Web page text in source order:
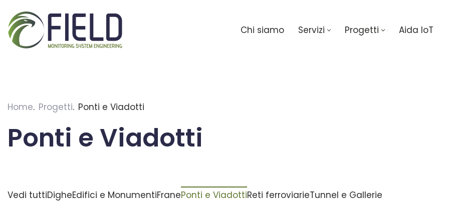
Skip
to
Chi siamo Servizi Progetti Aida IoT
Home Progetti Ponti e Viadotti
Ponti e Viadotti
Vedi tuttiDigheEdifici e MonumentiFranePonti e ViadottiReti ferroviarieTunnel e Gallerie